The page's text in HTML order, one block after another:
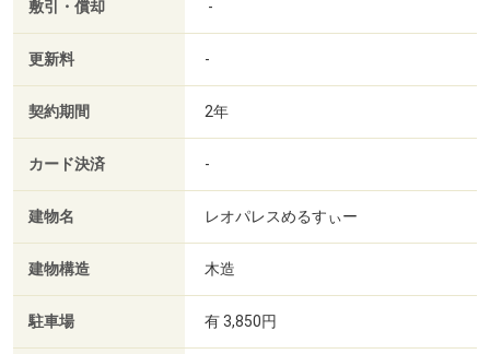
敷引・償却 -
更新料 -
契約期間 2年
カード決済 -
建物名 レオパレスめるすぃー
建物構造 木造
駐車場 有 3,850円